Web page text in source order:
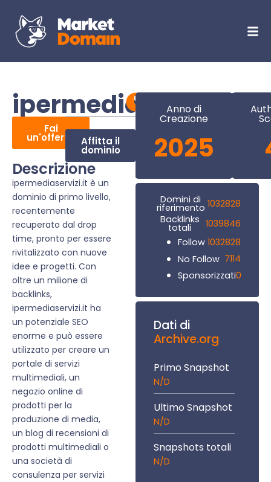
ipermediaservizi.it
Fai
un'offerta Affitta il
dominio
Descrizione
ipermediaservizi.it è un
dominio di primo livello,
recentemente
recuperato dal drop
time, pronto per essere
rivitalizzato con nuove
idee e progetti. Con
oltre un milione di
backlinks,
ipermediaservizi.it ha
un potenziale SEO
enorme e può essere
utilizzato per creare un
portale di servizi
multimediali, un
negozio online di
prodotti per la
produzione di media,
un blog di recensioni di
prodotti multimediali o
una società di
consulenza per servizi
Anno di
Creazione
2025
Domini di
riferimento 1032828
Backlinks
totali
1039846
Follow 1032828
No Follow 7114
Sponsorizzati0
Dati di
Archive.org
Primo Snapshot
N/D
Ultimo Snapshot
N/D
Snapshots totali
N/D